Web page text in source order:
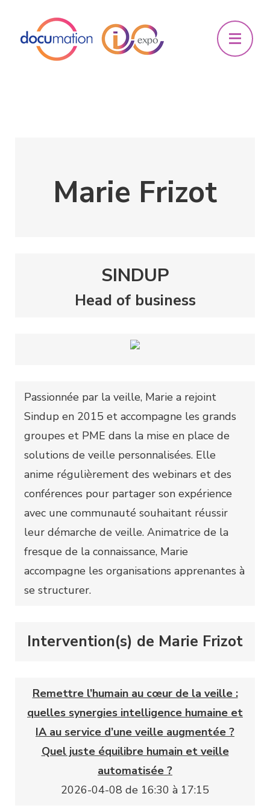
Marie Frizot
SINDUP
Head of business
Passionnée par la veille, Marie a rejoint
Sindup en 2015 et accompagne les grands
groupes et PME dans la mise en place de
solutions de veille personnalisées. Elle
anime régulièrement des webinars et des
conférences pour partager son expérience
avec une communauté souhaitant réussir
leur démarche de veille. Animatrice de la
fresque de la connaissance, Marie
accompagne les organisations apprenantes à
se structurer.
Intervention(s) de Marie Frizot
Remettre l’humain au cœur de la veille :
quelles synergies intelligence humaine et
IA au service d’une veille augmentée ?
Quel juste équilibre humain et veille
automatisée ?
2026-04-08 de 16:30 à 17:15